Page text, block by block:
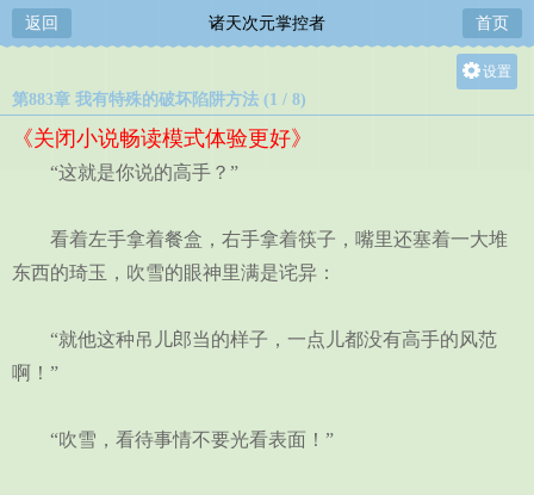
返回 诸天次元掌控者 首页
设置
第883章 我有特殊的破坏陷阱方法 (1 / 8)
《关闭小说畅读模式体验更好》
“这就是你说的高手？”
看着左手拿着餐盒，右手拿着筷子，嘴里还塞着一大堆
东西的琦玉，吹雪的眼神里满是诧异：
“就他这种吊儿郎当的样子，一点儿都没有高手的风范
啊！”
“吹雪，看待事情不要光看表面！”